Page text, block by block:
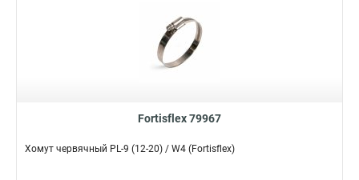
Fortisflex 79967
Хомут червячный PL-9 (12-20) / W4 (Fortisflex)